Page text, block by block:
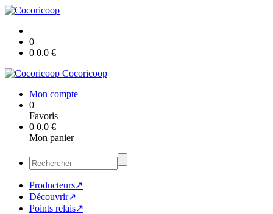
0
0 0.0 €
Cocoricoop
Mon compte
0
Favoris
0 0.0 €
Mon panier
Producteurs↗
Découvrir↗
Points relais↗